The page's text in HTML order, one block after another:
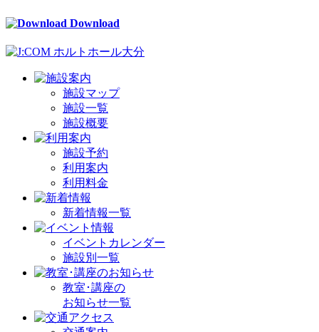
Download
施設マップ
施設一覧
施設概要
施設予約
利用案内
利用料金
新着情報一覧
イベントカレンダー
施設別一覧
教室･講座の
お知らせ一覧